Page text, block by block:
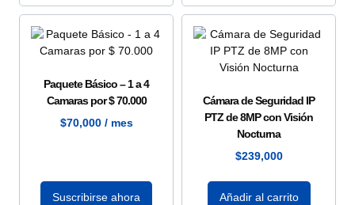
Paquete Básico – 1 a 4
Camaras por $ 70.000
$70,000 / mes
Suscribirse ahora
Cámara de Seguridad IP
PTZ de 8MP con Visión
Nocturna
$239,000
Añadir al carrito